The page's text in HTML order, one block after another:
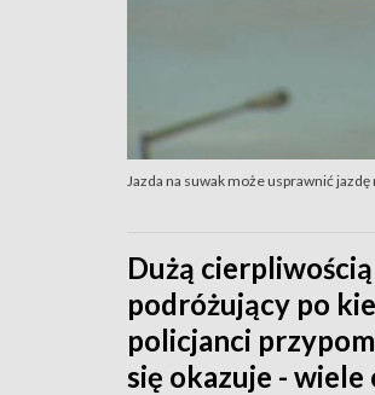
Jazda na suwak może usprawnić
Dużą
podróżujący po
policjanci
się okazuje - wiele